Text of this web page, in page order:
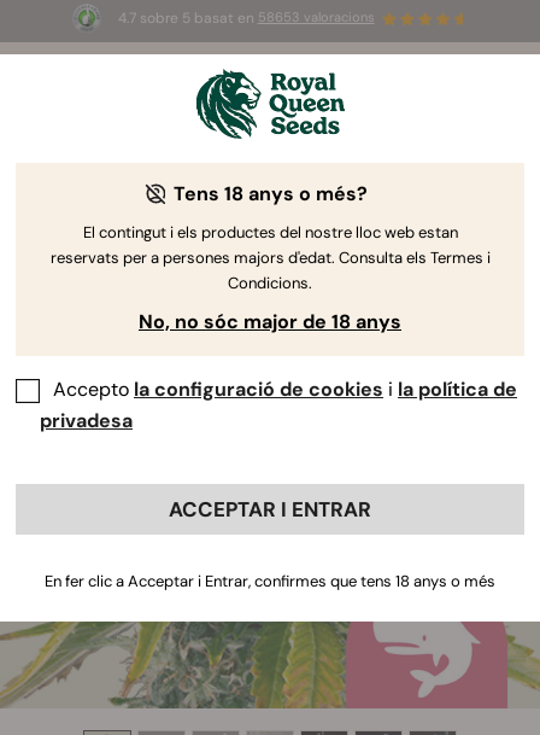
4.7 sobre 5 basat en 58653 valoracions
Summer Sales: ¡Hasta un 50%
de descuento! ⏤
Tens 18 anys o més?
El contingut i els productes del nostre lloc web estan
reservats per a persones majors d'edat. Consulta els Termes i
Condicions.
No, no sóc major de 18 anys
Accepto la configuració de cookies i la política de
privadesa
ACCEPTAR I ENTRAR
En fer clic a Acceptar i Entrar, confirmes que tens 18 anys o més